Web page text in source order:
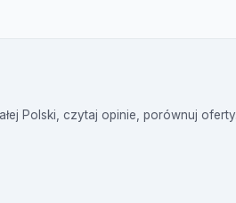
Polski, czytaj opinie, porównuj